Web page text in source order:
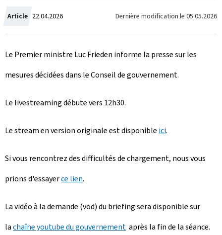
Article C
r
é
e
22.04.2026 Dernière modification le 05.05.2026
Le Premier ministre Luc Frieden informe la presse sur les
mesures décidées dans le Conseil de gouvernement.
Le livestreaming débute vers 12h30.
Le stream en version originale est disponible ici.
Si vous rencontrez des difficultés de chargement, nous vous
prions d'essayerce lien.
La vidéo à la demande (vod) du briefing sera disponible sur
lachaîne youtube du gouvernement après la fin de la séance.